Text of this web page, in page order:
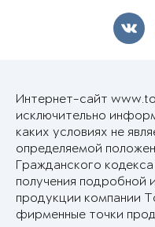
Интернет-сайт
исключительно
каких условиях не
определяемой
Гражданского
получения
продукции компании
фирменные точки